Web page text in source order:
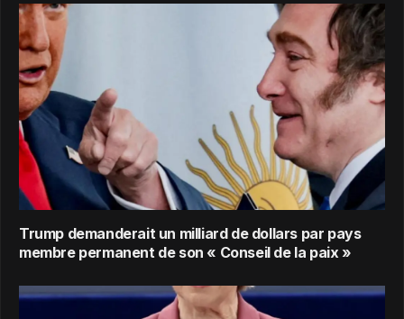
Trump demanderait un milliard de dollars par pays
membre permanent de son « Conseil de la paix »